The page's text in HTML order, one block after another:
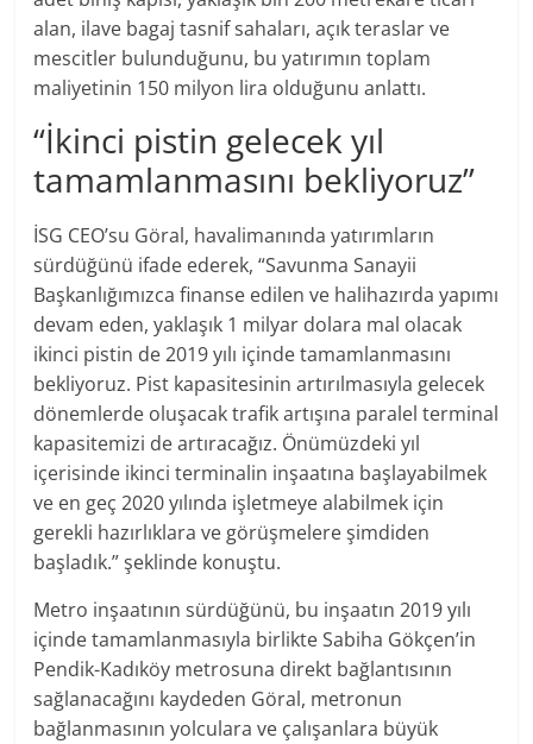
alan, ilave bagaj tasnif sahaları, açık teraslar ve
mescitler bulunduğunu, bu yatırımın toplam
maliyetinin 150 milyon lira olduğunu anlattı.
“İkinci pistin gelecek yıl
tamamlanmasını bekliyoruz”
İSG CEO’su Göral, havalimanında yatırımların
sürdüğünü ifade ederek, “Savunma Sanayii
Başkanlığımızca finanse edilen ve halihazırda yapımı
devam eden, yaklaşık 1 milyar dolara mal olacak
ikinci pistin de 2019 yılı içinde tamamlanmasını
bekliyoruz. Pist kapasitesinin artırılmasıyla gelecek
dönemlerde oluşacak trafik artışına paralel terminal
kapasitemizi de artıracağız. Önümüzdeki yıl
içerisinde ikinci terminalin inşaatına başlayabilmek
ve en geç 2020 yılında işletmeye alabilmek için
gerekli hazırlıklara ve görüşmelere şimdiden
başladık.” şeklinde konuştu.
Metro inşaatının sürdüğünü, bu inşaatın 2019 yılı
içinde tamamlanmasıyla birlikte Sabiha Gökçen’in
Pendik-Kadıköy metrosuna direkt bağlantısının
sağlanacağını kaydeden Göral, metronun
bağlanmasının yolculara ve çalışanlara büyük